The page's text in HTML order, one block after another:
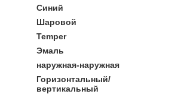
Синий
Шаровой
Temper
Эмаль
наружная-наружная
Горизонтальный/
вертикальный